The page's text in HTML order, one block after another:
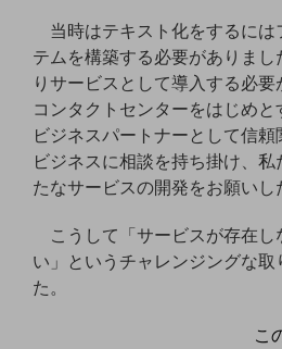
ネットワーク
モバイル・音声
バックオフィス
リモート・ハイブリッドワーク
セキュリティ
その他のお悩みはこちら
業界から見つける
業界から見つけるTOP
当時はテキスト化をするに
テムを構築する必要がありま
りサービスとして導入する必要
コンタクトセンターをはじめ
ビジネスパートナーとして信
ビジネスに相談を持ち掛け、
たなサービスの開発をお願いし
こうして「サービスが存在
い」というチャレンジングな
た。
こ